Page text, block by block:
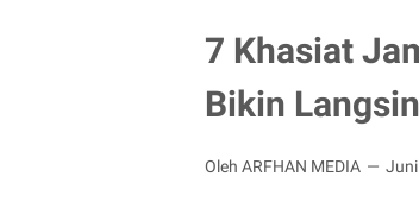
7 Khasiat
Bikin
Oleh ARFHAN MEDIA Juni